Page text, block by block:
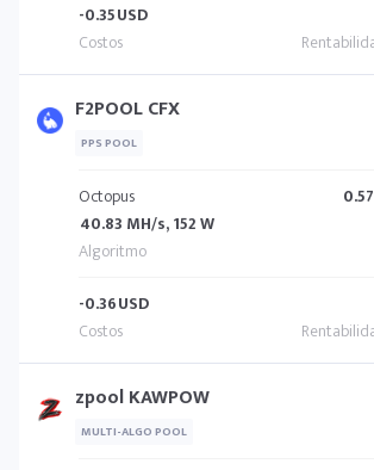
-0.35USD
F2POOL CFX
PPS POOL
Octopus
40.83 MH/s, 152 W
0.57
-0.36USD
zpool KAWPOW
MULTI-ALGO POOL